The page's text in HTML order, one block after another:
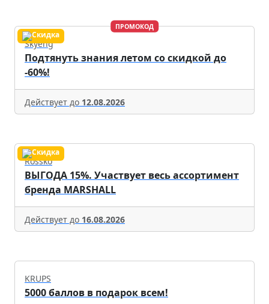
ПРОМОКОД
Skyeng
Подтянуть знания летом со скидкой до
-60%!
Действует до 12.08.2026
Rossko
ВЫГОДА 15%. Участвует весь ассортимент
бренда MARSHALL
Действует до 16.08.2026
KRUPS
5000 баллов в подарок всем!